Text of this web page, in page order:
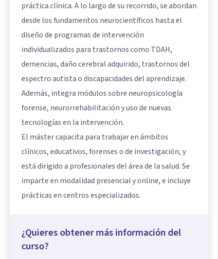
práctica clínica. A lo largo de su recorrido, se abordan
desde los fundamentos neurocientíficos hasta el
diseño de programas de intervención
individualizados para trastornos como TDAH,
demencias, daño cerebral adquirido, trastornos del
espectro autista o discapacidades del aprendizaje.
Además, integra módulos sobre neuropsicología
forense, neurorrehabilitación y uso de nuevas
tecnologías en la intervención.
El máster capacita para trabajar en ámbitos
clínicos, educativos, forenses o de investigación, y
está dirigido a profesionales del área de la salud. Se
imparte en modalidad presencial y online, e incluye
prácticas en centros especializados.
¿Quieres obtener más información del
curso?